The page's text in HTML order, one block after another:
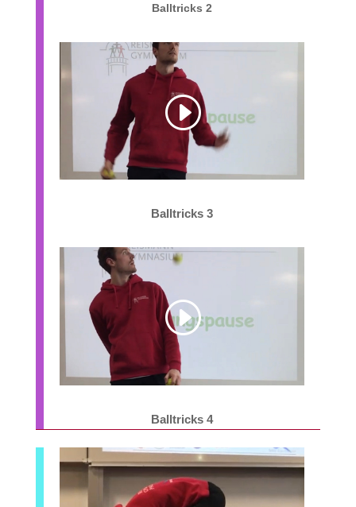
Balltricks 2
Balltricks 3
Balltricks 4